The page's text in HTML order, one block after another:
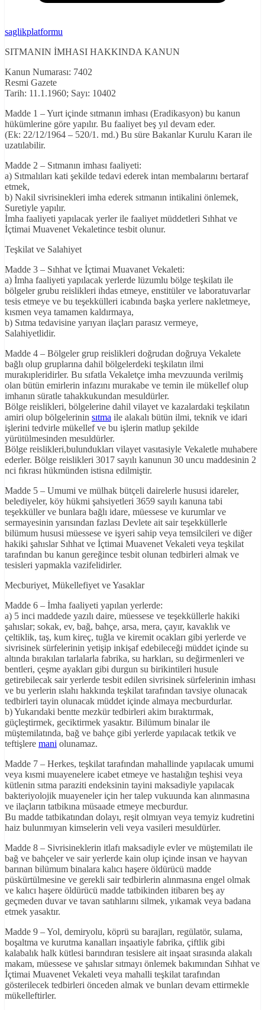
saglikplatformu
SITMANIN İMHASI HAKKINDA KANUN
Kanun Numarası: 7402
Resmi Gazete
Tarih: 11.1.1960; Sayı: 10402
Madde 1 – Yurt içinde sıtmanın imhası (Eradikasyon) bu kanun
hükümlerine göre yapılır. Bu faaliyet beş yıl devam eder.
(Ek: 22/12/1964 – 520/1. md.) Bu süre Bakanlar Kurulu Kararı ile
uzatılabilir.
Madde 2 – Sıtmanın imhası faaliyeti:
a) Sıtmalıları kati şekilde tedavi ederek intan membalarını bertaraf
etmek,
b) Nakil sivrisinekleri imha ederek sıtmanın intikalini önlemek,
Suretiyle yapılır.
İmha faaliyeti yapılacak yerler ile faaliyet müddetleri Sıhhat ve
İçtimai Muavenet Vekaletince tesbit olunur.
Teşkilat ve Salahiyet
Madde 3 – Sıhhat ve İçtimai Muavanet Vekaleti:
a) İmha faaliyeti yapılacak yerlerde lüzumlu bölge teşkilatı ile
bölgeler grubu reislikleri ihdas etmeye, enstitüler ve laboratuvarlar
tesis etmeye ve bu teşekkülleri icabında başka yerlere nakletmeye,
kısmen veya tamamen kaldırmaya,
b) Sıtma tedavisine yarıyan ilaçları parasız vermeye,
Salahiyetlidir.
Madde 4 – Bölgeler grup reislikleri doğrudan doğruya Vekalete
bağlı olup gruplarına dahil bölgelerdeki teşkilatın ilmi
murakıpleridirler. Bu sıfatla Vekaletçe imha mevzuunda verilmiş
olan bütün emirlerin infazını murakabe ve temin ile mükellef olup
imhanın süratle tahakkukundan mesuldürler.
Bölge reislikleri, bölgelerine dahil vilayet ve kazalardaki teşkilatın
amiri olup bölgelerinin sıtma ile alakalı bütün ilmi, teknik ve idari
işlerini tedvirle mükellef ve bu işlerin matlup şekilde
yürütülmesinden mesuldürler.
Bölge reislikleri,bulundukları vilayet vasıtasiyle Vekaletle muhabere
ederler. Bölge reislikleri 3017 sayılı kanunun 30 uncu maddesinin 2
nci fıkrası hükmünden istisna edilmiştir.
Madde 5 – Umumi ve mülhak bütçeli dairelerle hususi idareler,
belediyeler, köy hükmi şahsiyetleri 3659 sayılı kanuna tabi
teşekküller ve bunlara bağlı idare, müessese ve kurumlar ve
sermayesinin yarısından fazlası Devlete ait sair teşekküllerle
bilümum hususi müessese ve işyeri sahip veya temsilcileri ve diğer
hakiki şahıslar Sıhhat ve İçtimai Muavenet Vekaleti veya teşkilat
tarafından bu kanun gereğince tesbit olunan tedbirleri almak ve
tesisleri yapmakla vazifelidirler.
Mecburiyet, Mükellefiyet ve Yasaklar
Madde 6 – İmha faaliyeti yapılan yerlerde:
a) 5 inci maddede yazılı daire, müessese ve teşekküllerle hakiki
şahıslar; sokak, ev, bağ, bahçe, arsa, mera, çayır, kavaklık ve
çeltiklik, taş, kum kireç, tuğla ve kiremit ocakları gibi yerlerde ve
sivrisinek sürfelerinin yetişip inkişaf edebileceği müddet içinde su
altında bırakılan tarlalarla fabrika, su harkları, su değirmenleri ve
bentleri, çeşme ayakları gibi durgun su birikintileri husule
getirebilecak sair yerlerde tesbit edilen sivrisinek sürfelerinin imhası
ve bu yerlerin ıslahı hakkında teşkilat tarafından tavsiye olunacak
tedbirleri tayin olunacak müddet içinde almaya mecburdurlar.
b) Yukarıdaki bentte mezkür tedbirleri akim bıraktırmak,
güçleştirmek, geciktirmek yasaktır. Bilümum binalar ile
müştemilatında, bağ ve bahçe gibi yerlerde yapılacak tetkik ve
teftişlere mani olunamaz.
Madde 7 – Herkes, teşkilat tarafından mahallinde yapılacak umumi
veya kısmi muayenelere icabet etmeye ve hastalığın teşhisi veya
kütlenin sıtma paraziti endeksinin tayini maksadiyle yapılacak
bakteriyolojik muayeneler için her talep vukuunda kan alınmasına
ve ilaçların tatbikına müsaade etmeye mecburdur.
Bu madde tatbikatından dolayı, reşit olmıyan veya temyiz kudretini
haiz bulunmıyan kimselerin veli veya vasileri mesuldürler.
Madde 8 – Sivrisineklerin itlafı maksadiyle evler ve müştemilatı ile
bağ ve bahçeler ve sair yerlerde kain olup içinde insan ve hayvan
barınan bilümum binalara kalıcı haşere öldürücü madde
püskürtülmesine ve gerekli sair tedbirlerin alınmasına engel olmak
ve kalıcı haşere öldürücü madde tatbikinden itibaren beş ay
geçmeden duvar ve tavan satıhlarını silmek, yıkamak veya badana
etmek yasaktır.
Madde 9 – Yol, demiryolu, köprü su barajları, regülatör, sulama,
boşaltma ve kurutma kanalları inşaatiyle fabrika, çiftlik gibi
kalabalık halk kütlesi barındıran tesislere ait inşaat sırasında alakalı
makam, müessese ve şahıslar sıtmayı önlemek bakımından Sıhhat ve
İçtimai Muavenet Vekaleti veya mahalli teşkilat tarafından
gösterilecek tedbirleri önceden almak ve bunları devam ettirmekle
mükelleftirler.